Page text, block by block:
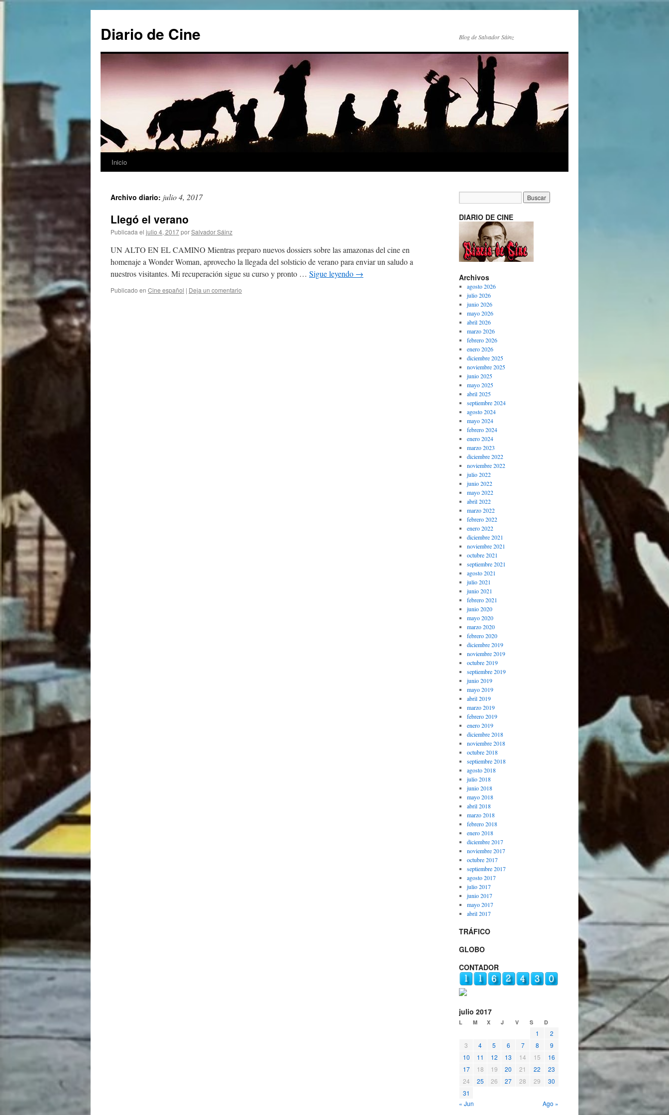
contenido
Diario de Cine Blog de Salvador Sáinz
Inicio
Archivo diario: julio 4, 2017
Llegó el verano
Publicada el julio 4, 2017porSalvador Sáinz
UN ALTO EN EL CAMINO Mientras preparo nuevos dossiers sobre las amazonas del cine en
homenaje a Wonder Woman, aprovecho la llegada del solsticio de verano para enviar un saludo a
nuestros visitantes. Mi recuperación sigue su curso y pronto … Sigue leyendo →
Publicado en Cine español | Deja un comentario
DIARIO DE CINE
Archivos
agosto 2026
julio 2026
junio 2026
mayo 2026
abril 2026
marzo 2026
febrero 2026
enero 2026
diciembre 2025
noviembre 2025
junio 2025
mayo 2025
abril 2025
septiembre 2024
agosto 2024
mayo 2024
febrero 2024
enero 2024
marzo 2023
diciembre 2022
noviembre 2022
julio 2022
junio 2022
mayo 2022
abril 2022
marzo 2022
febrero 2022
enero 2022
diciembre 2021
noviembre 2021
octubre 2021
septiembre 2021
agosto 2021
julio 2021
junio 2021
febrero 2021
junio 2020
mayo 2020
marzo 2020
febrero 2020
diciembre 2019
noviembre 2019
octubre 2019
septiembre 2019
junio 2019
mayo 2019
abril 2019
marzo 2019
febrero 2019
enero 2019
diciembre 2018
noviembre 2018
octubre 2018
septiembre 2018
agosto 2018
julio 2018
junio 2018
mayo 2018
abril 2018
marzo 2018
febrero 2018
enero 2018
diciembre 2017
noviembre 2017
octubre 2017
septiembre 2017
agosto 2017
julio 2017
junio 2017
mayo 2017
abril 2017
TRÁFICO
GLOBO
CONTADOR
julio 2017
L M X J V S D
1
2
3
4 5 6 7 8
9
10
11 12 13 14 15
16
17
18 19 20 21 22
23
24
25 26 27 28 29
30
31
« Jun
Ago »